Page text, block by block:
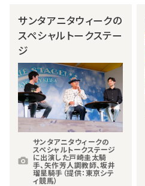
サンタアニタウィークの
スペシャルトークステー
ジ
サンタアニタウィークの
スペシャルトークステージ
に出演した戸崎圭太騎
手、矢作芳人調教師、坂井
瑠星騎手（提供：東京シテ
ィ競馬）